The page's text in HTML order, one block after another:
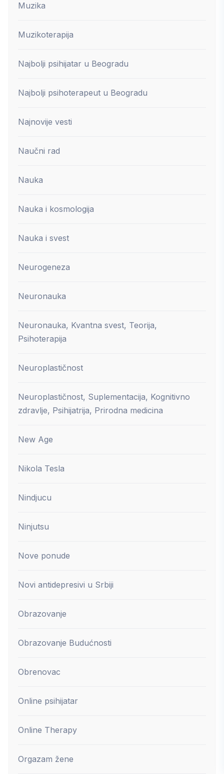
Muzika
Muzikoterapija
Najbolji psihijatar u Beogradu
Najbolji psihoterapeut u Beogradu
Najnovije vesti
Naučni rad
Nauka
Nauka i kosmologija
Nauka i svest
Neurogeneza
Neuronauka
Neuronauka, Kvantna svest, Teorija,
Psihoterapija
Neuroplastičnost
Neuroplastičnost, Suplementacija, Kognitivno
zdravlje, Psihijatrija, Prirodna medicina
New Age
Nikola Tesla
Nindjucu
Ninjutsu
Nove ponude
Novi antidepresivi u Srbiji
Obrazovanje
Obrazovanje Budućnosti
Obrenovac
Online psihijatar
Online Therapy
Orgazam žene